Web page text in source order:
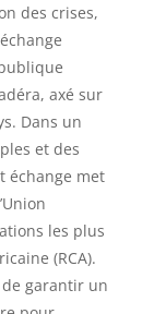
des crises,
axé sur
Dans un
et des
échange met
les plus
(RCA).
de garantir un